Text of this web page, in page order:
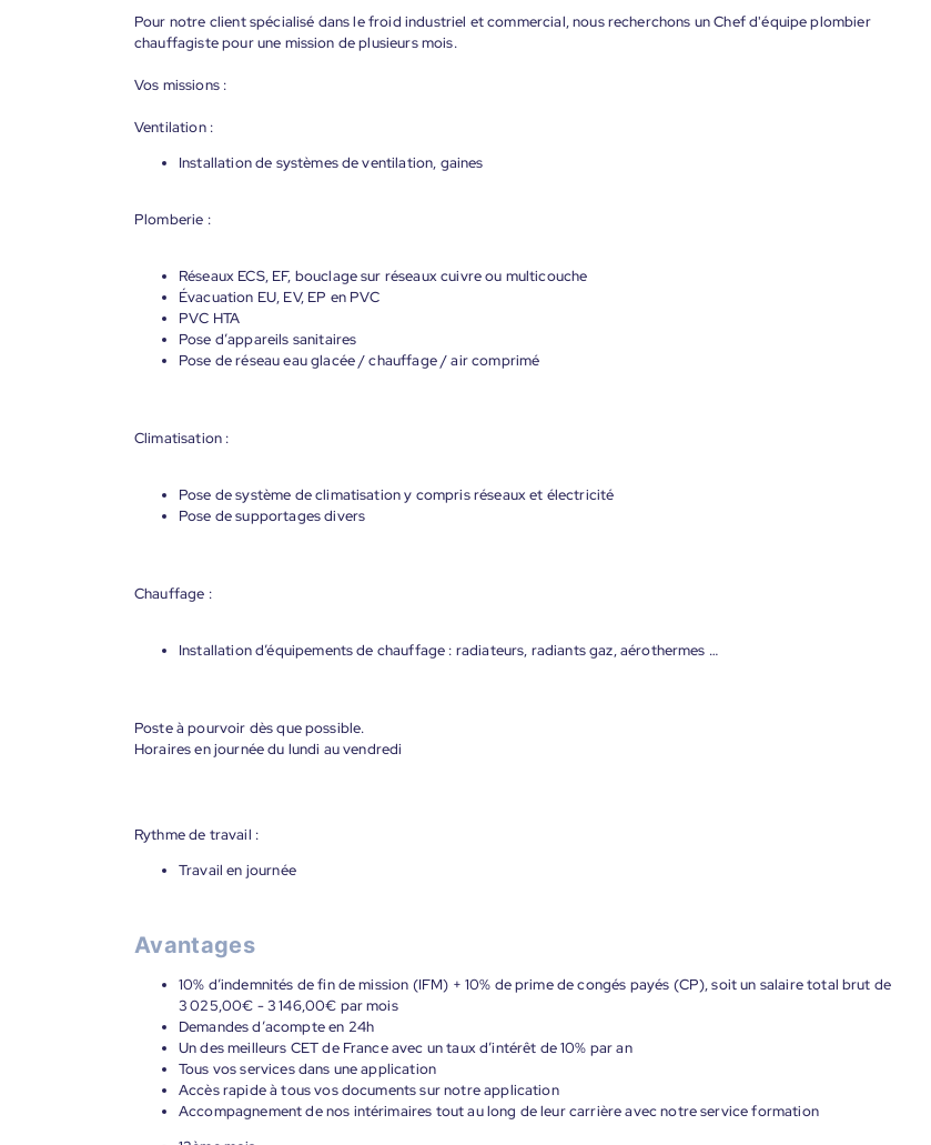
Pour notre client spécialisé dans le froid industriel et commercial, nous recherchons un Chef d'équipe plombier
chauffagiste pour une mission de plusieurs mois.
Vos missions :
Ventilation :
Installation de systèmes de ventilation, gaines
Plomberie :
Réseaux ECS, EF, bouclage sur réseaux cuivre ou multicouche
Évacuation EU, EV, EP en PVC
PVC HTA
Pose d’appareils sanitaires
Pose de réseau eau glacée / chauffage / air comprimé
Climatisation :
Pose de système de climatisation y compris réseaux et électricité
Pose de supportages divers
Chauffage :
Installation d’équipements de chauffage : radiateurs, radiants gaz, aérothermes …
Poste à pourvoir dès que possible.
Horaires en journée du lundi au vendredi
Rythme de travail :
Travail en journée
Avantages
10% d’indemnités de fin de mission (IFM) + 10% de prime de congés payés (CP), soit un salaire total brut de
3 025,00€ - 3 146,00€ par mois
Demandes d’acompte en 24h
Un des meilleurs CET de France avec un taux d’intérêt de 10% par an
Tous vos services dans une application
Accès rapide à tous vos documents sur notre application
Accompagnement de nos intérimaires tout au long de leur carrière avec notre service formation